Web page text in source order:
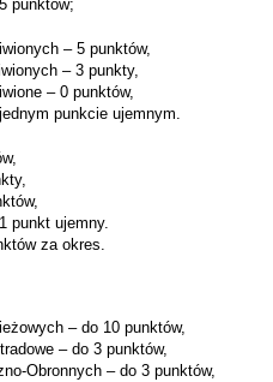
punktów;
– 5 punktów,
– 3 punkty,
– 0 punktów,
punkcie ujemnym.
punkt ujemny.
za okres.
– do 10 punktów,
– do 3 punktów,
Obronnych – do 3 punktów,